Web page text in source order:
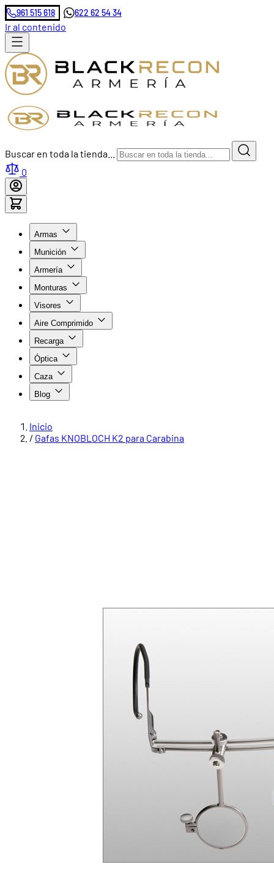
961 515 618 622 62 54 34
Ir al contenido
Buscar en toda la tienda...
0
Armas
Munición
Armería
Monturas
Visores
Aire Comprimido
Recarga
Óptica
Caza
Blog
Inicio
/ Gafas KNOBLOCH K2 para Carabina